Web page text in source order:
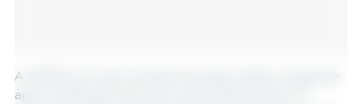
A ASEMG, em seu podcast semanal, disse o seguinte
após a definição do preço para Minas Gerais: “O